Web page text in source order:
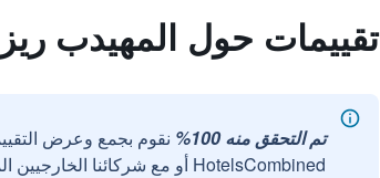
تقييمات حول المهيدب ريزيدنس
تم التحقق منه 100%
نقوم بجمع وعرض
HotelsCombined أو مع شركائنا الخارجيين الموثوقين.